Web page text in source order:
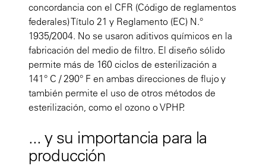
concordancia con el CFR (Código de reglamentos
federales) Título 21 y Reglamento (EC) N.°
1935/2004. No se usaron aditivos químicos en la
fabricación del medio de filtro. El diseño sólido
permite más de 160 ciclos de esterilización a
141° C / 290° F en ambas direcciones de flujo y
también permite el uso de otros métodos de
esterilización, como el ozono o VPHP.
... y su importancia para la
producción